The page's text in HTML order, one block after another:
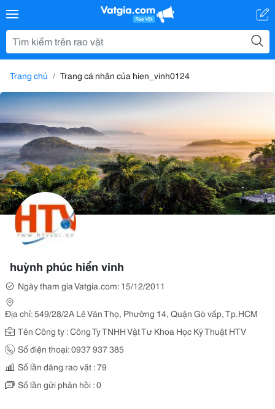
Trang chủ Trang cá nhân của hien_vinh0124
huỳnh phúc hiển vinh
Ngày tham gia Vatgia.com: 15/12/2011
Địa chỉ: 549/28/2A Lê Văn Thọ, Phường 14, Quận Gò vấp, Tp.HCM
Tên Công ty : Công Ty TNHH Vật Tư Khoa Học Kỹ Thuật HTV
Số điện thoại: 0937 937 385
Số lần đăng rao vặt : 79
Số lần gửi phản hồi : 0